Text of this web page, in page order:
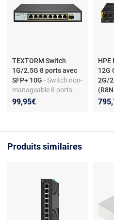
TEXTORM Switch
1G/2.5G 8 ports avec
SFP+ 10G - Switch non-
manageable 8 ports
10/100/1000/2500
99,95€
HPE
12G
2G/
Produits similaires